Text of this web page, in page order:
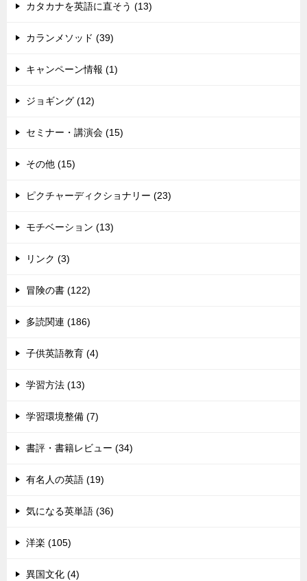
カタカナを英語に直そう (13)
カランメソッド (39)
キャンペーン情報 (1)
ジョギング (12)
セミナー・講演会 (15)
その他 (15)
ピクチャーディクショナリー (23)
モチベーション (13)
リンク (3)
冒険の書 (122)
多読関連 (186)
子供英語教育 (4)
学習方法 (13)
学習環境整備 (7)
書評・書籍レビュー (34)
有名人の英語 (19)
気になる英単語 (36)
洋楽 (105)
異国文化 (4)